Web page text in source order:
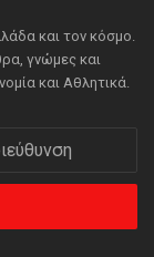
και τον κόσμο.
γνώμες και
και Αθλητικά.